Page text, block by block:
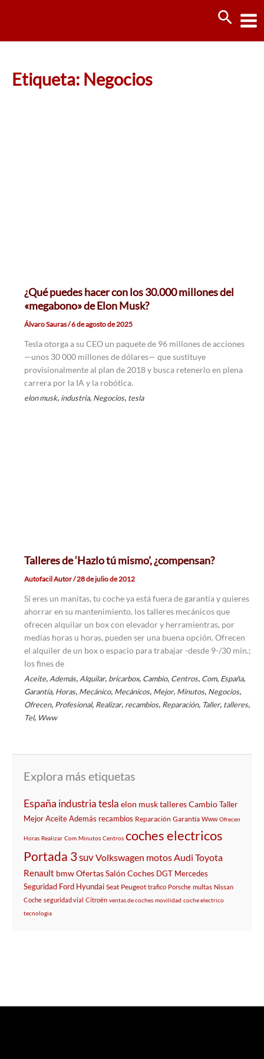
Etiqueta: Negocios
¿Qué puedes hacer con los 30.000 millones del
«megabono» de Elon Musk?
Álvaro Sauras/6 de agosto de 2025
Tesla otorga a su CEO un paquete de 96 millones de acciones
—unos 30 000 millones de dólares— que sustituye
provisionalmente al plan de 2018 y busca retenerlo en plena
carrera por la IA y la robótica.
elon musk, industria, Negocios, tesla
Talleres de ‘Hazlo tú mismo’, ¿compensan?
Autofacil Autor/28 de julio de 2012
Si eres un manitas, tu coche ya está fuera de garantía y quieres
ahorrar en su mantenimiento, los talleres mecánicos que
ofrecen alquilar un box con elevador y herramientras, por
medias horas u horas, pueden ser una buena opción. Ofrecen
el alquiler de un box o espacio para trabajar -desde 9-/30 min.;
los fines de
Aceite,Además,Alquilar, bricarbox, Cambio, Centros, Com, España,
Garantía, Horas, Mecánico, Mecánicos, Mejor, Minutos, Negocios,
Ofrecen, Profesional, Realizar, recambios, Reparación, Taller, talleres,
Tel, Www
Explora más etiquetas
España industriatesla elon musktalleresCambioTaller
MejorAceiteAdemás recambios Reparación Garantía Www Ofrecen
Horas Realizar Com Minutos Centros coches electricos
Portada 3suvVolkswagen motosAudi Toyota
Renault bmwOfertasSalón Coches DGT Mercedes
Seguridad Ford Hyundai Seat Peugeot trafico Porsche multas Nissan
Coche seguridad vial Citroën ventas de coches movilidad coche electrico
tecnologia